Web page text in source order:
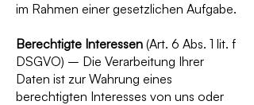
im Rahmen einer gesetzlichen Aufgabe.
Berechtigte Interessen (Art. 6 Abs. 1 lit. f
DSGVO) – Die Verarbeitung Ihrer
Daten ist zur Wahrung eines
berechtigten Interesses von uns oder